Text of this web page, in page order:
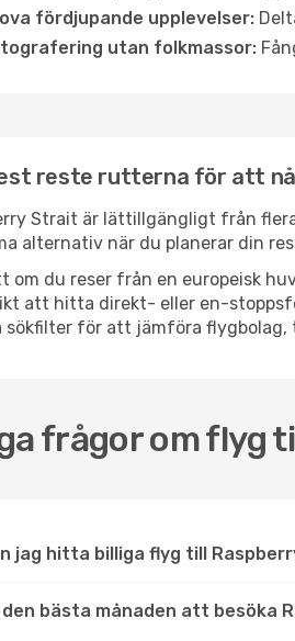
fördjupande upplevelser:
utan folkmassor:
reste rutterna för att
Strait är lättillgängligt från
alternativ när du planerar din
om du reser från en europeisk
att hitta direkt- eller en-
sökfilter för att jämföra flygbolag,
frågor om flyg
jag hitta billiga flyg till
den bästa månaden att besöka